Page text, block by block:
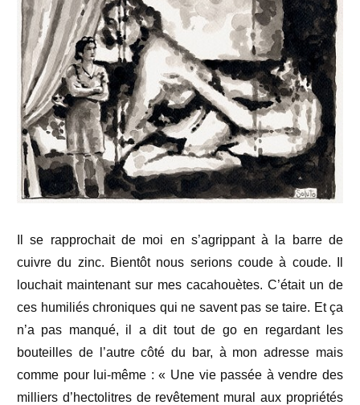
Il se rapprochait de moi en s’agrippant à la barre de
cuivre du zinc. Bientôt nous serions coude à coude. Il
louchait maintenant sur mes cacahouètes. C’était un de
ces humiliés chroniques qui ne savent pas se taire. Et ça
n’a pas manqué, il a dit tout de go en regardant les
bouteilles de l’autre côté du bar, à mon adresse mais
comme pour lui-même : « Une vie passée à vendre des
milliers d’hectolitres de revêtement mural aux propriétés